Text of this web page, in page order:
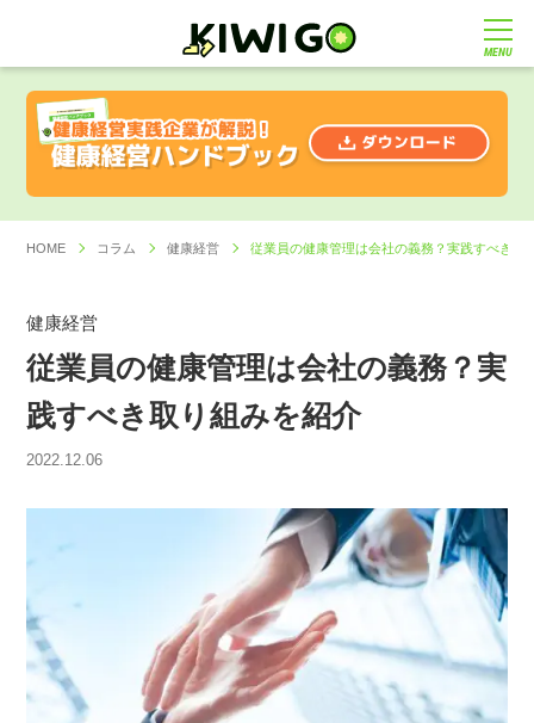
MENU
HOME コラム 健康経営 従業員の健康管理は会社の義務？実践すべき取
健康経営
従業員の健康管理は会社の義務？実
践すべき取り組みを紹介
2022.12.06